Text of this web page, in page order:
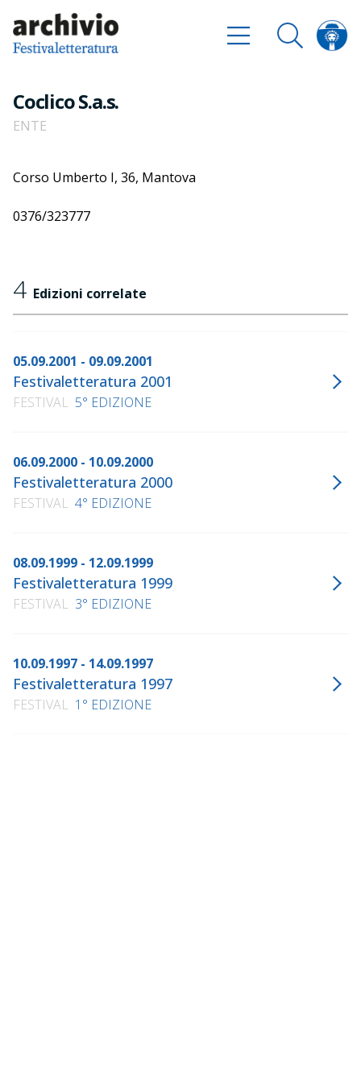
Coclico S.a.s.
ENTE
Corso Umberto I, 36, Mantova
0376/323777
4 Edizioni correlate
05.09.2001 - 09.09.2001
Festivaletteratura 2001
FESTIVAL 5° EDIZIONE
06.09.2000 - 10.09.2000
Festivaletteratura 2000
FESTIVAL 4° EDIZIONE
08.09.1999 - 12.09.1999
Festivaletteratura 1999
FESTIVAL 3° EDIZIONE
10.09.1997 - 14.09.1997
Festivaletteratura 1997
FESTIVAL 1° EDIZIONE